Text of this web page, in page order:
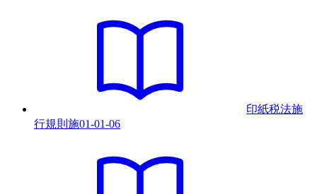
印紙税法施
行規則 施01-01-06